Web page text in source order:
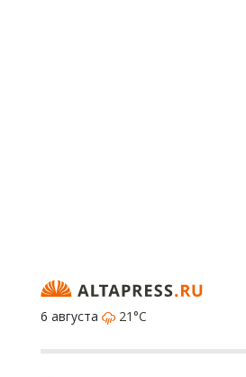
6 августа
21°C